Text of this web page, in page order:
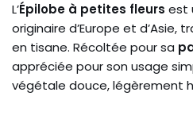
L’Épilobe à petites fleurs est
originaire d’Europe et d’Asie,
en tisane. Récoltée pour sa
appréciée pour son usage
végétale douce, légèrement